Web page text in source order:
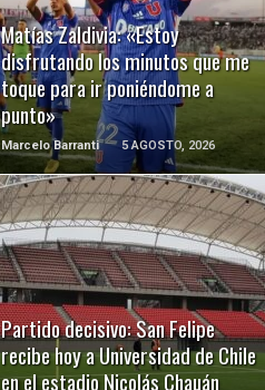
Matías Zaldivia: «Estoy
disfrutando los minutos que me
toque para ir poniéndome a
punto»
Marcelo Barranti 5 AGOSTO, 2026
LEER MÁS
Partido decisivo: San Felipe
recibe hoy a Universidad de Chile
en el estadio Nicolás Chauán
LEER MÁS